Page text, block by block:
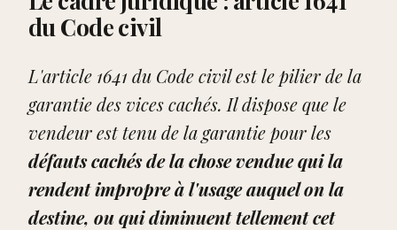
du Code civil
L'article 1641 du Code civil est le pilier de la
garantie des vices cachés. Il dispose que le
vendeur est tenu de la garantie pour les
défauts cachés de la chose vendue qui la
rendent impropre à l'usage auquel on la
destine, ou qui diminuent tellement cet